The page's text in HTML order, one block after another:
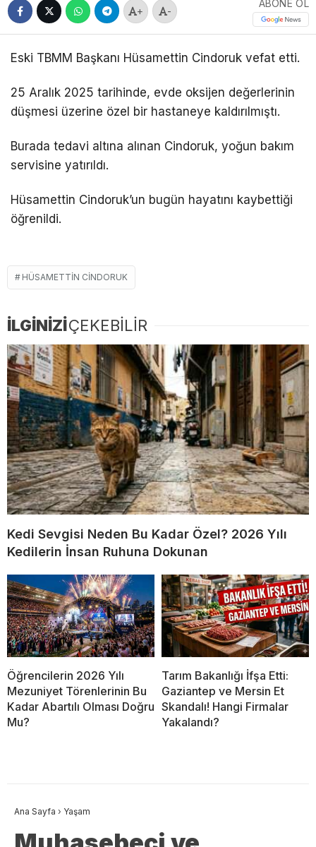
+ -
ABONE OL
Eski TBMM Başkanı Hüsamettin Cindoruk vefat etti.
25 Aralık 2025 tarihinde, evde oksijen değerlerinin
düşmesi üzerine özel bir hastaneye kaldırılmıştı.
Burada tedavi altına alınan Cindoruk, yoğun bakım
servisine yatırıldı.
Hüsamettin Cindoruk’un bugün hayatını kaybettiği
öğrenildi.
HÜSAMETTIN CINDORUK
İLGİNİZİÇEKEBİLİR
Kedi Sevgisi Neden Bu Kadar Özel? 2026 Yılı
Kedilerin İnsan Ruhuna Dokunan
Öğrencilerin 2026 Yılı
Mezuniyet Törenlerinin Bu
Kadar Abartılı Olması Doğru
Mu?
Tarım Bakanlığı İfşa Etti:
Gaziantep ve Mersin Et
Skandalı! Hangi Firmalar
Yakalandı?
Ana Sayfa › Yaşam